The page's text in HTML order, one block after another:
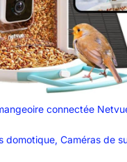
connectée
domotique, Caméras de